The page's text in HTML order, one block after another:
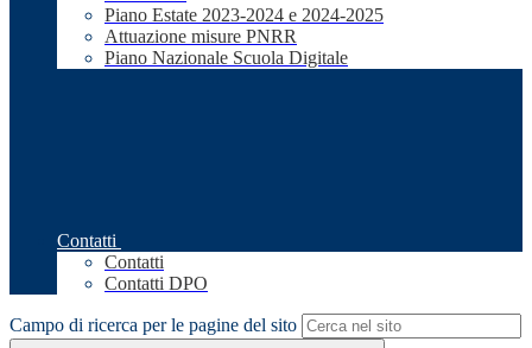
Piano Estate 2023-2024 e 2024-2025
Attuazione misure PNRR
Piano Nazionale Scuola Digitale
Contatti
Contatti
Contatti DPO
Campo di ricerca per le pagine del sito